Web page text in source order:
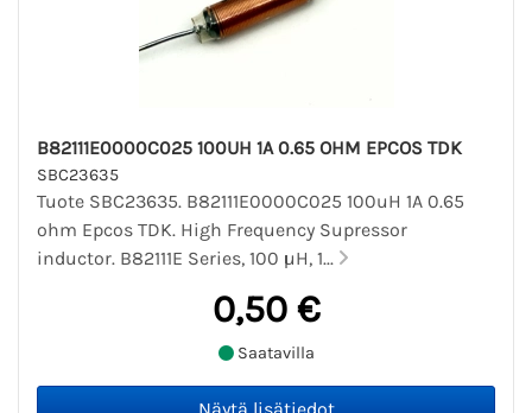
B82111E0000C025 100UH 1A 0.65 OHM EPCOS TDK
SBC23635
Tuote SBC23635. B82111E0000C025 100uH 1A 0.65
ohm Epcos TDK. High Frequency Supressor
inductor. B82111E Series, 100 µH, 1...
0,50 €
Saatavilla